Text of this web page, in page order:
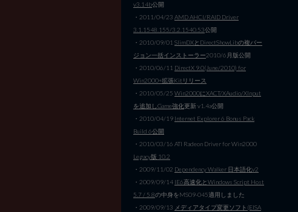
v3.14b公開
・2011/04/23 AMD AHCI/RAID Driver
3.1.1548.155/3.2.1540.53公開
・2010/09/01 SlimDXとDirectShowLibの複バー
ジョン一括インストーラー2010/6月版公開
・2010/06/11 DirectX 9.0(June/2010) for
Win2000+拡張Kitリリース
・2010/05/25 Win2000にXACT/XAudio/XInput
を追加しGame強化更新 v1.4a公開
・2010/04/19 Internet Explorer 6 Bonus Pack
Build 6公開
・2010/03/16 ATI Radeon Driver for Win2000
Legacy版 10.2
・2009/11/02 Dependency Walker 日本語化v2
・2009/09/14 IE6高速化とWindows Script Host
5.7 / 5.8の中身をMS09-045適用しました
・2009/09/13 メディアタイプ変更ソフト(EISA